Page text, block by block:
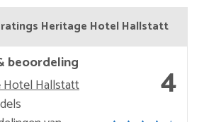
Heritage Hotel Hallstatt
4
beoordeling
Hotel Hallstatt